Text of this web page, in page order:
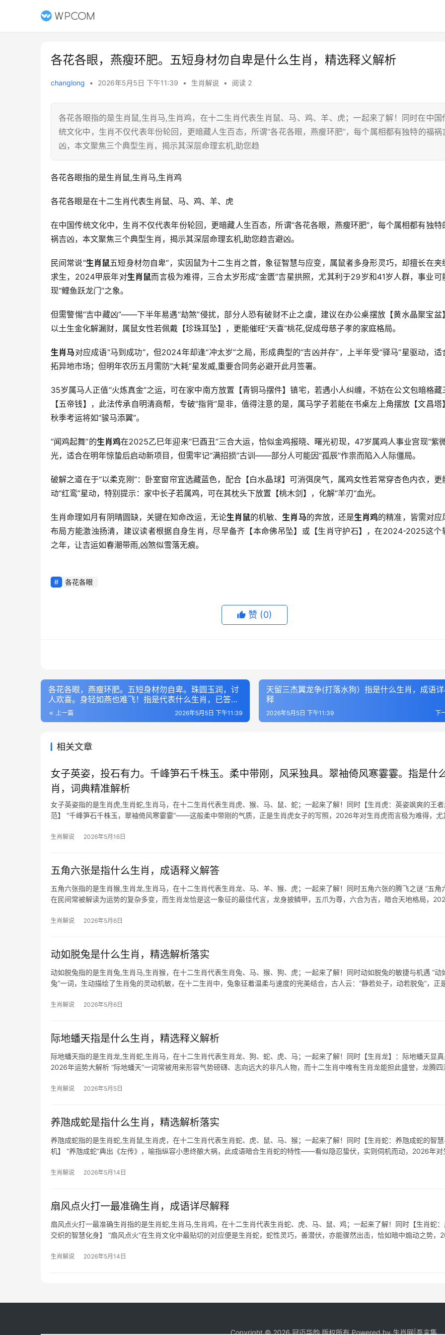
各花各眼，燕瘦环肥。五短身材勿自卑是什么生肖，精选释义解析
changlong • 2026年5月5日 下午11:39 • 生肖解说 • 阅读 2
各花各眼指的是生肖鼠,生肖马,生肖鸡，在十二生肖代表生肖鼠、马、鸡、羊、虎；一起来了解！同时在中国
统文化中，生肖不仅代表年份轮回，更暗藏人生百态，所谓“各花各眼，燕瘦环肥”，每个属相都有独特的福祸
凶，本文聚焦三个典型生肖，揭示其深层命理玄机,助您趋
各花各眼指的是生肖鼠,生肖马,生肖鸡
各花各眼是在十二生肖代表生肖鼠、马、鸡、羊、虎
在中国传统文化中，生肖不仅代表年份轮回，更暗藏人生百态，所谓“各花各眼，燕瘦环肥”，每个属相都有独特
祸吉凶，本文聚焦三个典型生肖，揭示其深层命理玄机,助您趋吉避凶。
民间常说“生肖鼠五短身材勿自卑”，实因鼠为十二生肖之首，象征智慧与应变，属鼠者多身形灵巧，却擅长在夹
求生，2024甲辰年对生肖鼠而言极为难得，三合太岁形成“金匮”吉星拱照，尤其利于29岁和41岁人群，事业可
现“鲤鱼跃龙门”之象。
但需警惕“吉中藏凶”——下半年易遇“劫煞”侵扰，部分人恐有破财不止之虞，建议在办公桌摆放【黄水晶聚宝盆
以土生金化解漏财，属鼠女性若佩戴【珍珠耳坠】，更能催旺“天喜”桃花,促成母慈子孝的家庭格局。
生肖马对应成语“马到成功”，但2024年却逢“冲太岁”之局，形成典型的“吉凶并存”，上半年受“驿马”星驱动，适
拓异地市场；但明年农历五月需防“大耗”星发威,重要合同务必避开此月签署。
35岁属马人正值“火炼真金”之运，可在家中南方放置【青铜马摆件】镇宅，若遇小人纠缠，不妨在公文包暗格藏
【五帝钱】，此法传承自明清商帮，专破“指背”是非，值得注意的是，属马学子若能在书桌左上角摆放【文昌塔
秋季考运将如“骏马添翼”。
“闻鸡起舞”的生肖鸡在2025乙巳年迎来“巳酉丑”三合大运，恰似金鸡报晓、曙光初现，47岁属鸡人事业宫现“紫
光，适合在明年惊蛰后启动新项目，但需牢记“满招损”古训——部分人可能因“孤辰”作祟而陷入人际僵局。
破解之道在于“以柔克刚”：卧室窗帘宜选藏蓝色，配合【白水晶球】可消弭戾气，属鸡女性若常穿杏色内衣，更
动“红鸾”星动，特别提示：家中长子若属鸡，可在其枕头下放置【桃木剑】，化解“羊刃”血光。
生肖命理如月有阴晴圆缺，关键在知命改运，无论生肖鼠的机敏、生肖马的奔放，还是生肖鸡的精准，皆需对应
布局方能激浊扬清，建议读者根据自身生肖，尽早备齐【本命佛吊坠】或【生肖守护石】，在2024-2025这个
之年，让吉运如春潮带雨,凶煞似雪落无痕。
各花各眼
赞 (0)
各花各眼，燕瘦环肥。五短身材勿自卑。珠圆玉润，讨
人欢喜。身轻如燕也难飞！指是代表什么生肖，已答释
义精选
上一篇 2026年5月5日 下午11:39
天留三杰翼龙争(打落水狗）指是什么生肖，成语
释
下
2026年5月5日 下午11:39
相关文章
女子英姿，投石有力。千峰笋石千株玉。柔中带刚，风采独具。翠袖倚风寒霎霎。指是什
肖，词典精准解析
女子英姿指的是生肖虎,生肖蛇,生肖马，在十二生肖代表生肖虎、猴、马、鼠、蛇；一起来了解！同时【生肖虎：英姿飒爽的王者
范】 “千峰笋石千株玉，翠袖倚风寒霎霎”——这般柔中带刚的气质，正是生肖虎女子的写照，2026年对生肖虎而言极为难得，尤
生肖解说 2026年5月16日
五角六张是指什么生肖，成语释义解答
五角六张指的是生肖猴,生肖龙,生肖马，在十二生肖代表生肖龙、马、羊、猴、虎；一起来了解！同时五角六张的腾飞之谜 “五角
在民间常被解读为运势的复杂多变，而生肖龙恰是这一象征的最佳代言，龙身披鳞甲，五爪为尊，六合为吉，暗合天地格局，
生肖解说 2026年5月6日
动如脱兔是什么生肖，精选解析落实
动如脱兔指的是生肖兔,生肖马,生肖猴，在十二生肖代表生肖兔、马、猴、狗、虎；一起来了解！同时动如脱兔的敏捷与机遇 “动
兔”一词，生动描绘了生肖兔的灵动机敏，在十二生肖中，兔象征着温柔与速度的完美结合，古人云：“静若处子，动若脱兔”，正
生肖解说 2026年5月6日
际地蟠天指是什么生肖，精选释义解析
际地蟠天指的是生肖龙,生肖蛇,生肖马，在十二生肖代表生肖龙、狗、蛇、虎、马；一起来了解！同时【生肖龙】：际地蟠天显真
2026年运势大解析 “际地蟠天”一词常被用来形容气势磅礴、志向远大的非凡人物，而十二生肖中唯有生肖龙能担此盛誉，龙腾四
生肖解说 2026年5月5日
养虺成蛇是指什么生肖，精选解析落实
养虺成蛇指的是生肖蛇,生肖鼠,生肖虎，在十二生肖代表生肖蛇、虎、鼠、马、猴；一起来了解！同时【生肖蛇：养虺成蛇的智
机】 “养虺成蛇”典出《左传》，喻指纵容小患终酿大祸，此成语暗合生肖蛇的特性——看似隐忍蛰伏，实则伺机而动，2026年对
生肖解说 2026年5月14日
扇风点火打一最准确生肖，成语详尽解释
扇风点火打一最准确生肖指的是生肖蛇,生肖马,生肖鸡，在十二生肖代表生肖蛇、虎、马、鼠、鸡；一起来了解！同时【生肖蛇
交织的智慧化身】 “扇风点火”在生肖文化中最贴切的对应便是生肖蛇，蛇性灵巧，善潜伏，亦能骤然出击，恰如暗中煽动之势，
生肖解说 2026年5月14日
Copyright © 2026 冠迈华韵 版权所有 Powered by生肖网|吾言集